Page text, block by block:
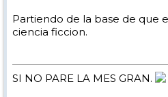
Partiendo de la base de que
ciencia ficcion.
SI NO PARE LA MES GRAN.